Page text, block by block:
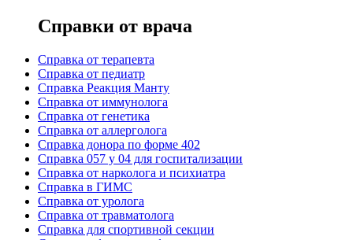
Справки от врача
Справка от терапевта
Справка от педиатр
Cправка Реакция Манту
Cправка от иммунолога
Cправка от генетика
Cправка от аллерголога
Cправка донора по форме 402
Cправка 057 у 04 для госпитализации
Справка от нарколога и психиатра
Справка в ГИМС
Cправка от уролога
Справка от травматолога
Справка для спортивной секции